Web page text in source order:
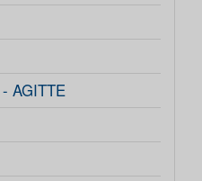
AGITTE